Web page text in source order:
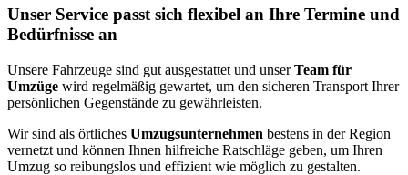
Unser Service passt sich flexibel an Ihre Termine und
Bedürfnisse an
Unsere Fahrzeuge sind gut ausgestattet und unserTeam für
Umzüge wird regelmäßig gewartet, um den sicheren Transport Ihrer
persönlichen Gegenstände zu gewährleisten.
Wir sind als örtliches Umzugsunternehmen bestens in der Region
vernetzt und können Ihnen hilfreiche Ratschläge geben, um Ihren
Umzug so reibungslos und effizient wie möglich zu gestalten.